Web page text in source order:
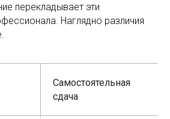
перекладывает эти
Наглядно различия
Самостоятельная
сдача